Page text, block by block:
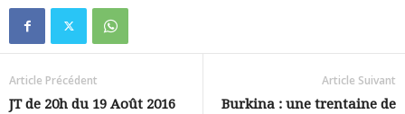
Article Précédent
JT de 20h du 19 Août 2016
Article Suivant
Burkina : une trentaine de